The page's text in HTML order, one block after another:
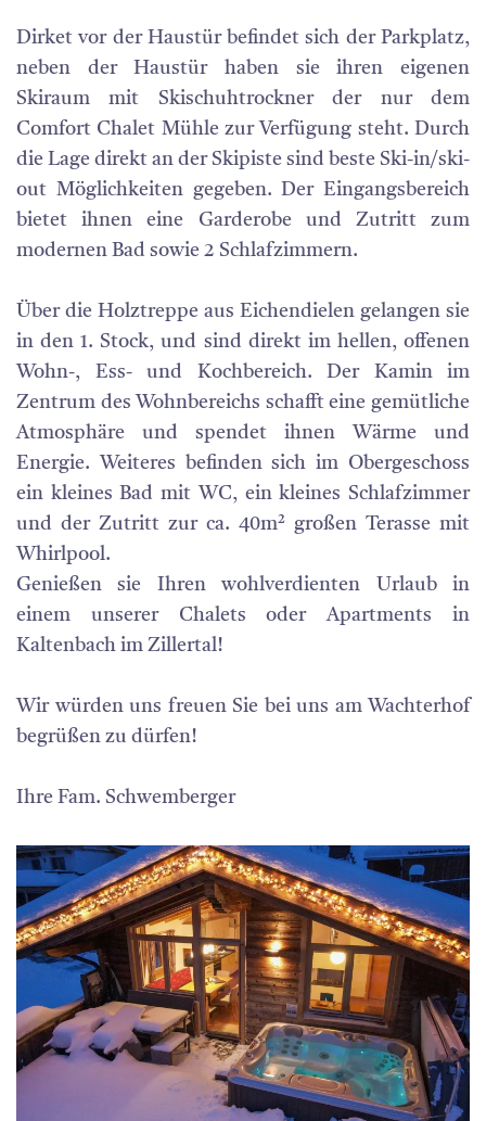
Dirket vor der Haustür befindet sich der Parkplatz,
neben der Haustür haben sie ihren eigenen
Skiraum mit Skischuhtrockner der nur dem
Comfort Chalet Mühle zur Verfügung steht. Durch
die Lage direkt an der Skipiste sind beste Ski-in/ski-
out Möglichkeiten gegeben. Der Eingangsbereich
bietet ihnen eine Garderobe und Zutritt zum
modernen Bad sowie 2 Schlafzimmern.
Über die Holztreppe aus Eichendielen gelangen sie
in den 1. Stock, und sind direkt im hellen, offenen
Wohn-, Ess- und Kochbereich. Der Kamin im
Zentrum des Wohnbereichs schafft eine gemütliche
Atmosphäre und spendet ihnen Wärme und
Energie. Weiteres befinden sich im Obergeschoss
ein kleines Bad mit WC, ein kleines Schlafzimmer
und der Zutritt zur ca. 40m² großen Terasse mit
Whirlpool.
Genießen sie Ihren wohlverdienten Urlaub in
einem unserer Chalets oder Apartments in
Kaltenbach im Zillertal!
Wir würden uns freuen Sie bei uns am Wachterhof
begrüßen zu dürfen!
Ihre Fam. Schwemberger